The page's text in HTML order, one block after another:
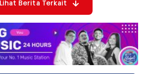
Lihat Berita Terkait